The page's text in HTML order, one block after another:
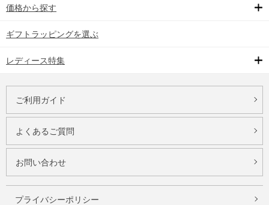
価格から探す
ギフトラッピングを選ぶ
レディース特集
ご利用ガイド
よくあるご質問
お問い合わせ
プライバシーポリシー